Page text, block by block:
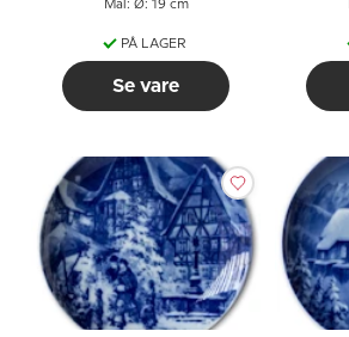
Mål: Ø: 19 cm
PÅ LAGER
Se vare